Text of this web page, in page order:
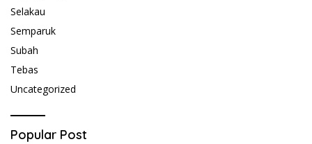
Selakau
Semparuk
Subah
Tebas
Uncategorized
Popular Post